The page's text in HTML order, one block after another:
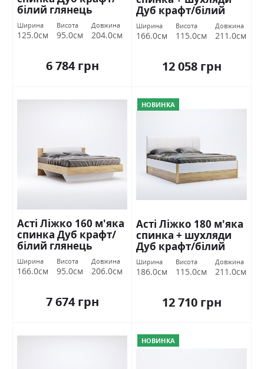
білий глянець
Міромарк
Ширина
125.0см
Висота
95.0см
Довжина
204.0см
6 784 грн
Дуб крафт/білий
глянець Міромарк
Ширина
166.0см
Висота
115.0см
Довжина
211.0см
12 058 грн
Асті Ліжко 160 м'яка
спинка Дуб крафт/
білий глянець
Міромарк
Ширина
166.0см
Висота
95.0см
Довжина
206.0см
7 674 грн
НОВИНКА
Асті Ліжко 180 м'яка
спинка + шухляди
Дуб крафт/білий
глянець Міромарк
Ширина
186.0см
Висота
115.0см
Довжина
211.0см
12 710 грн
НОВИНКА